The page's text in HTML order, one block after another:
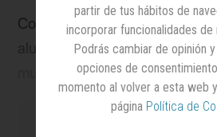
Con el objetivo de crear
alumnos sobre la importancia
mujer en el entorno STEM y
tecnológicas entre los niños y,
partir de tus hábitos de
incorporar funcionalidades de
Podrás cambiar de opinión
opciones de
momento al volver a esta web
página Política de